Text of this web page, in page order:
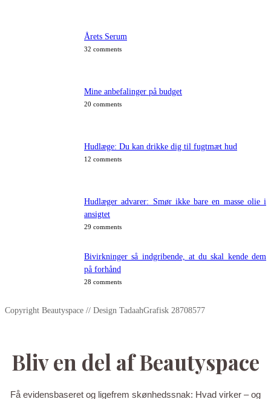
Årets Serum
32 comments
Mine anbefalinger på budget
20 comments
Hudlæge: Du kan drikke dig til fugtmæt hud
12 comments
Hudlæger advarer: Smør ikke bare en masse olie i
ansigtet
29 comments
Bivirkninger så indgribende, at du skal kende dem
på forhånd
28 comments
Copyright Beautyspace // Design TadaahGrafisk 28708577
Bliv en del af Beautyspace
Få evidensbaseret og ligefrem skønhedssnak: Hvad virker – og